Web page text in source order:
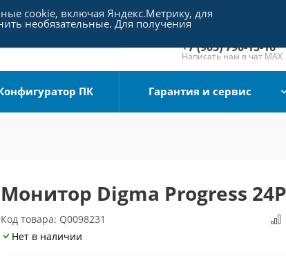
+7 (495) 790-15-10
Отдел продаж
+7 (903) 790-15-10
Написать нам в чат MAX
ПК Гарантия и сервис
Монитор Digma Progress
Код товара: Q0098231
Нет в наличии
cookie, включая Яндекс.Метрику, для
необязательные. Для получения